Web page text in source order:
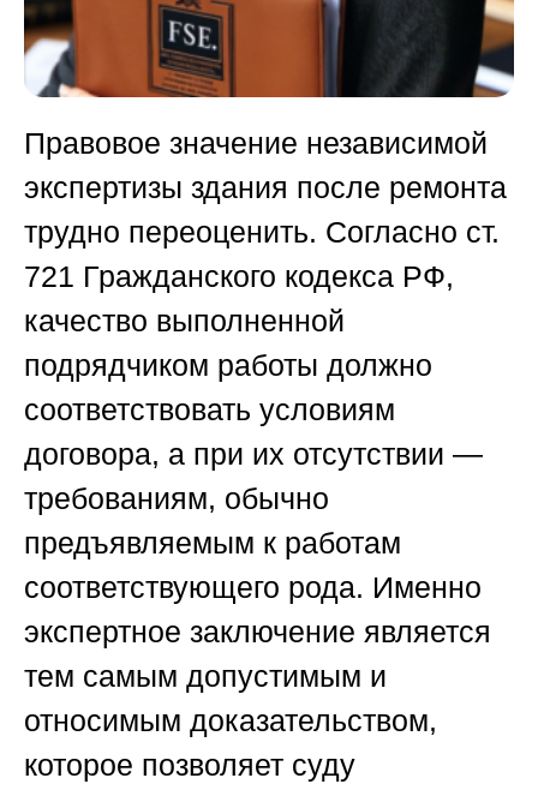
Правовое значение независимой
экспертизы здания после ремонта
трудно переоценить. Согласно ст.
721 Гражданского кодекса РФ,
качество выполненной
подрядчиком работы должно
соответствовать условиям
договора, а при их отсутствии —
требованиям, обычно
предъявляемым к работам
соответствующего рода. Именно
экспертное заключение является
тем самым допустимым и
относимым доказательством,
которое позволяет суду